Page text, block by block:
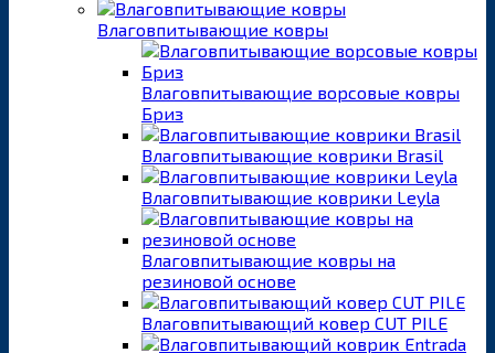
Влаговпитывающие ковры
Влаговпитывающие ворсовые ковры
Бриз
Влаговпитывающие коврики Brasil
Влаговпитывающие коврики Leyla
Влаговпитывающие ковры на
резиновой основе
Влаговпитывающий ковер CUT PILE